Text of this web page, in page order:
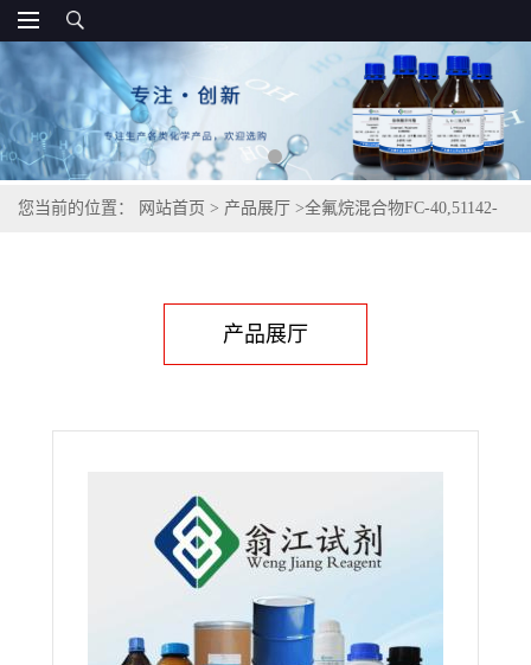
您当前的位置： 网站首页 > 产品展厅 >全氟烷混合物FC-40,51142-
产品展厅